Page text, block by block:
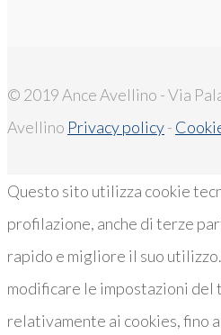
© 2019 Ance Avellino - Via
Avellino Privacy policy-
Questo sito utilizza cookie
profilazione, anche di terze
rapido e migliore il suo
modificare le impostazioni del
relativamente ai cookies, fino